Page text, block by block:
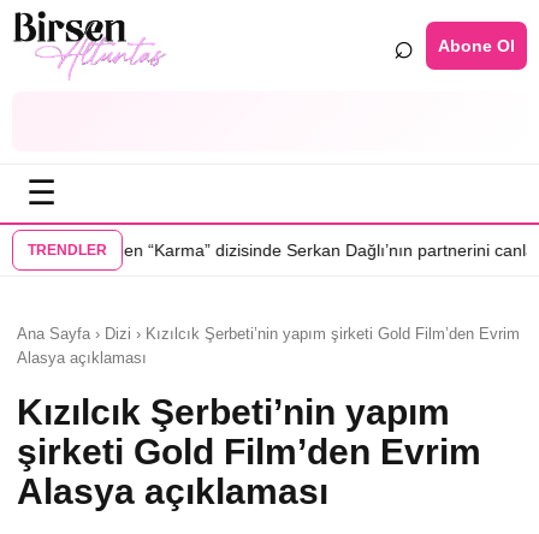
⌕ Abone Ol
☰
TRENDLERdizisinde Serkan Dağlı’nın partnerini canlandıracak•Daha
Ana Sayfa › Dizi › Kızılcık Şerbeti’nin yapım şirketi Gold Film’den Evrim
Alasya açıklaması
Kızılcık Şerbeti’nin yapım
şirketi Gold Film’den Evrim
Alasya açıklaması